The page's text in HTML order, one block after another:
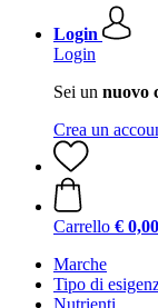
Login
Login
Sei un nuovo
Crea un
Carrello € 0,00
Marche
Tipo di
Nutrienti